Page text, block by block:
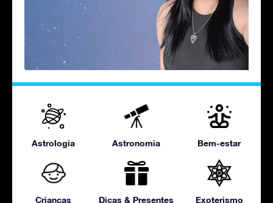
Astrologia Astronomia Bem-estar
Crianças Dicas & Presentes Exoterismo